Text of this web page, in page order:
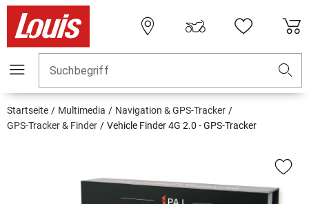
Suchbegriff
Startseite Multimedia
Navigation & GPS-Tracker
GPS-Tracker & Finder
Vehicle Finder 4G 2.0 - GPS-Tracker